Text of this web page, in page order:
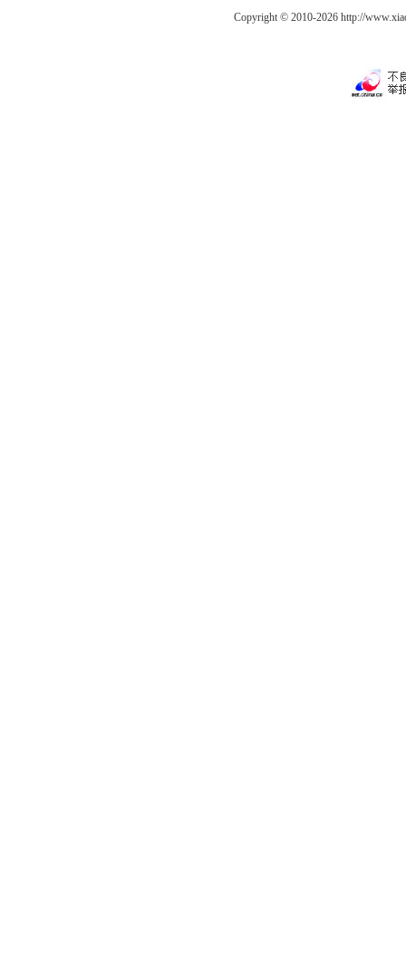
Copyright © 2010-2026 http://